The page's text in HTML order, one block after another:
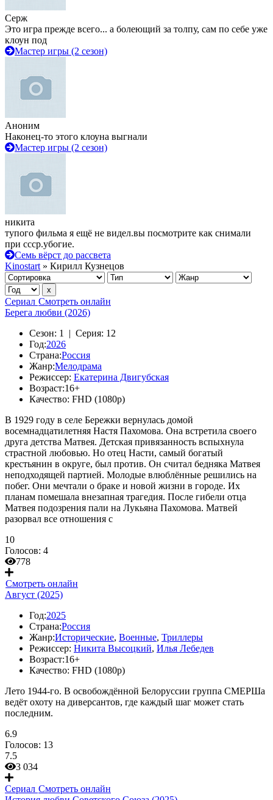
Серж
Это игра прежде всего... а болеющий за толпу, сам по себе уже
клоун под
Мастер игры (2 сезон)
Аноним
Наконец-то этого клоуна выгнали
Мастер игры (2 сезон)
никита
тупого фильма я ещё не видел.вы посмотрите как снимали
при ссср.убогие.
Семь вёрст до рассвета
Kinostart » Кирилл Кузнецов
Сериал Смотреть онлайн
Берега любви (2026)
Сезон: 1 | Серия: 12
Год:2026
Страна:Россия
Жанр:Мелодрама
Режиссер: Екатерина Двигубская
Возраст:16+
Качество: FHD (1080p)
В 1929 году в селе Бережки вернулась домой
восемнадцатилетняя Настя Пахомова. Она встретила своего
друга детства Матвея. Детская привязанность вспыхнула
страстной любовью. Но отец Насти, самый богатый
крестьянин в округе, был против. Он считал бедняка Матвея
неподходящей партией. Молодые влюблённые решились на
побег. Они мечтали о браке и новой жизни в городе. Их
планам помешала внезапная трагедия. После гибели отца
Матвея подозрения пали на Лукьяна Пахомова. Матвей
разорвал все отношения с
10
Голосов: 4
778
Смотреть онлайн
Август (2025)
Год:2025
Страна:Россия
Жанр:Исторические, Военные, Триллеры
Режиссер: Никита Высоцкий, Илья Лебедев
Возраст:16+
Качество: FHD (1080p)
Лето 1944-го. В освобождённой Белоруссии группа СМЕРШа
ведёт охоту на диверсантов, где каждый шаг может стать
последним.
6.9
Голосов: 13
7.5
3 034
Сериал Смотреть онлайн